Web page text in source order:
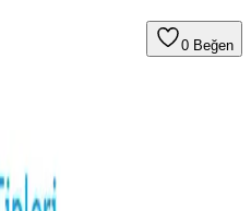
0 Beğen